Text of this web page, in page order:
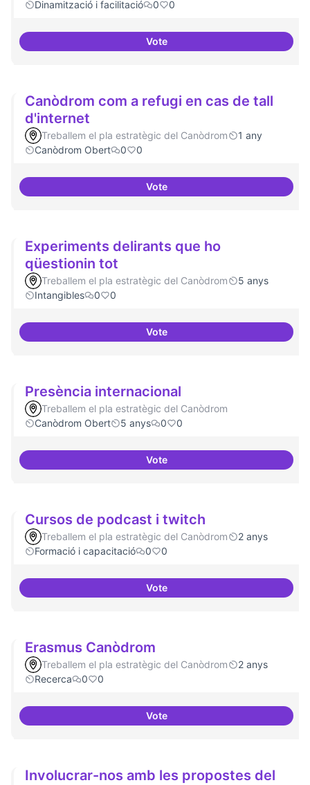
Dinamització i facilitació 0 0
VoteTrobades democràtiques
Canòdrom com a refugi en cas de tall
d'internet
Treballem el pla estratègic del Canòdrom
1 any
Canòdrom Obert
0 0
VoteCanòdrom com a refugi en cas
Experiments delirants que ho
qüestionin tot
Treballem el pla estratègic del Canòdrom
5 anys
Intangibles
0 0
VoteExperiments delirants que ho
Presència internacional
Treballem el pla estratègic del Canòdrom
Canòdrom Obert
5 anys 0 0
VotePresència internacional
Cursos de podcast i twitch
Treballem el pla estratègic del Canòdrom
2 anys
Formació i capacitació
0 0
VoteCursos de podcast i twitch
Erasmus Canòdrom
Treballem el pla estratègic del Canòdrom
2 anys
Recerca
0 0
VoteErasmus Canòdrom
Involucrar-nos amb les propostes del